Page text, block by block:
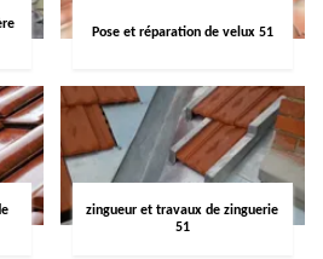
Pose et réparation de velux 51
zingueur et travaux de zinguerie
51